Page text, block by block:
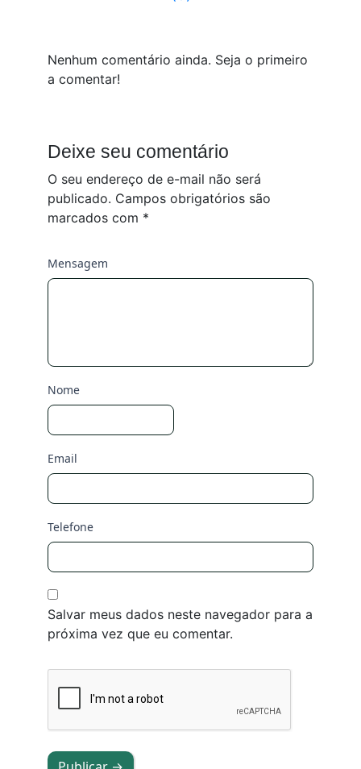
Nenhum comentário ainda. Seja o primeiro
a comentar!
Deixe seu comentário
O seu endereço de e-mail não será
publicado. Campos obrigatórios são
marcados com *
Mensagem
Nome
Email
Telefone
Salvar meus dados neste navegador para a
próxima vez que eu comentar.